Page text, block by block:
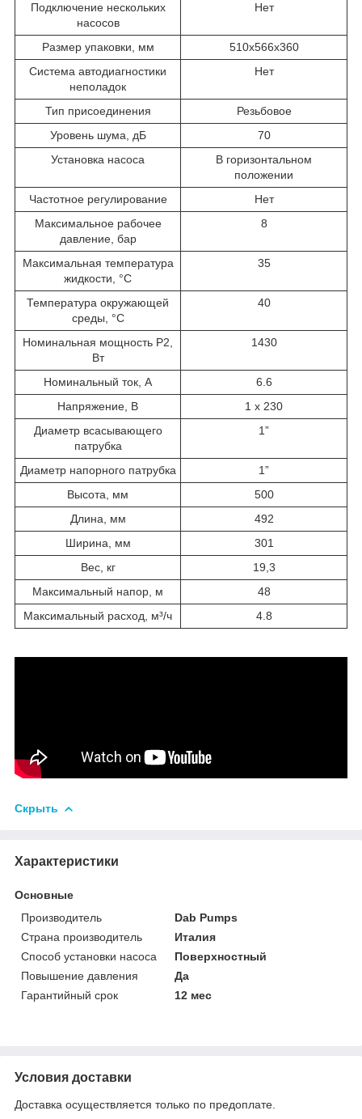
Подключение нескольких
насосов
Нет
Размер упаковки, мм
510х566х360
Система автодиагностики
неполадок
Нет
Тип присоединения
Резьбовое
Уровень шума, дБ
70
Установка насоса
В горизонтальном
положении
Частотное регулирование
Нет
Максимальное рабочее
давление, бар
8
Максимальная температура
жидкости, °С
35
Температура окружающей
среды, °С
40
Номинальная мощность P2,
Вт
1430
Номинальный ток, А
6.6
Напряжение, В
1 x 230
Диаметр всасывающего
патрубка
1”
Диаметр напорного патрубка
1”
Высота, мм
500
Длина, мм
492
Ширина, мм
301
Вес, кг
19,3
Максимальный напор, м
48
Максимальный расход, м³/ч
4.8
Скрыть
Характеристики
Основные
Производитель
Dab Pumps
Страна производитель
Италия
Способ установки насоса
Поверхностный
Повышение давления
Да
Гарантийный срок
12 мес
Условия доставки
Доставка осуществляется только по предоплате.